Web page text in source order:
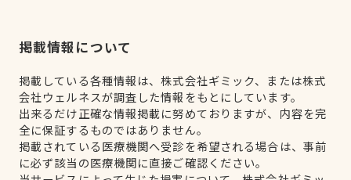
掲載情報について
掲載している各種情報は、株式会社ギミック、または株式
会社ウェルネスが調査した情報をもとにしています。
出来るだけ正確な情報掲載に努めておりますが、内容を完
全に保証するものではありません。
掲載されている医療機関へ受診を希望される場合は、事前
に必ず該当の医療機関に直接ご確認ください。